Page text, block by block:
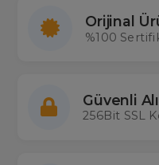
Orijinal
%100
Güvenli
256Bit SSL